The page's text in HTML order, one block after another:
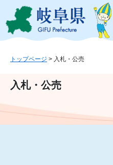
ジ
ュ
文
このペ
トップページ > 入札・公売
入札・公売